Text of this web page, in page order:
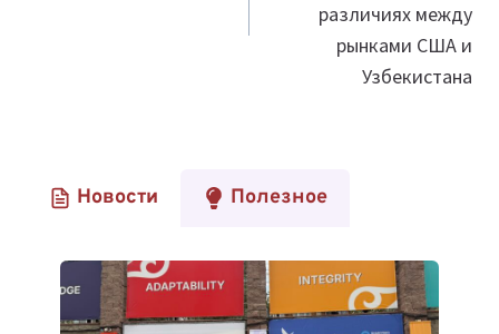
различиях между
рынками США и
Узбекистана
Новости Полезное